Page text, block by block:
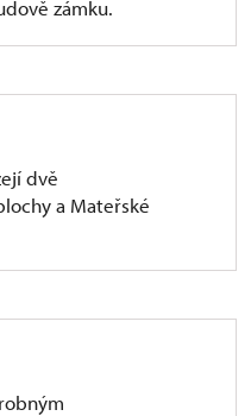
zámku.
dvě
a Mateřské